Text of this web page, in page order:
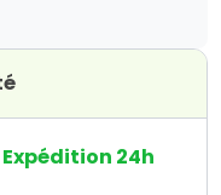
Expédition 24h